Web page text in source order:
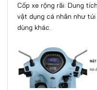
Cốp xe rộng rãi: Dung
vật dụng cá nhân như
dùng khác.